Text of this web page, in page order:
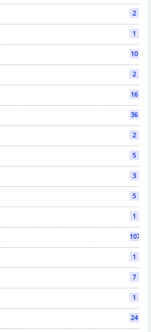
2
1
10
2
16
36
2
5
3
5
1
107
1
7
1
24